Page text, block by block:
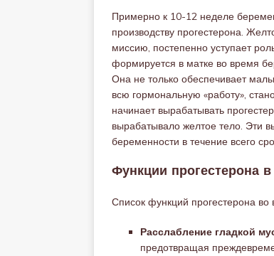
Примерно к 10-12 неделе
производству прогестерона.
миссию, постепенно уступает
формируется в матке во время
Она не только обеспечивает
всю гормональную «работу»,
начинает вырабатывать
вырабатывало желтое тело. Эти
беременности в течение всего
Функции прогестерона
Список функций прогестерона
Расслабление гладкой
предотвращая